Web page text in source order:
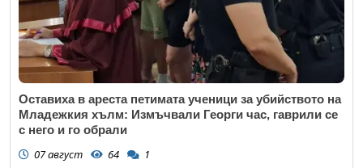
Оставиха в ареста петимата ученици за убийството на
Младежкия хълм: Измъчвали Георги час, гаврили се
с него и го обрали
07 август 64 1